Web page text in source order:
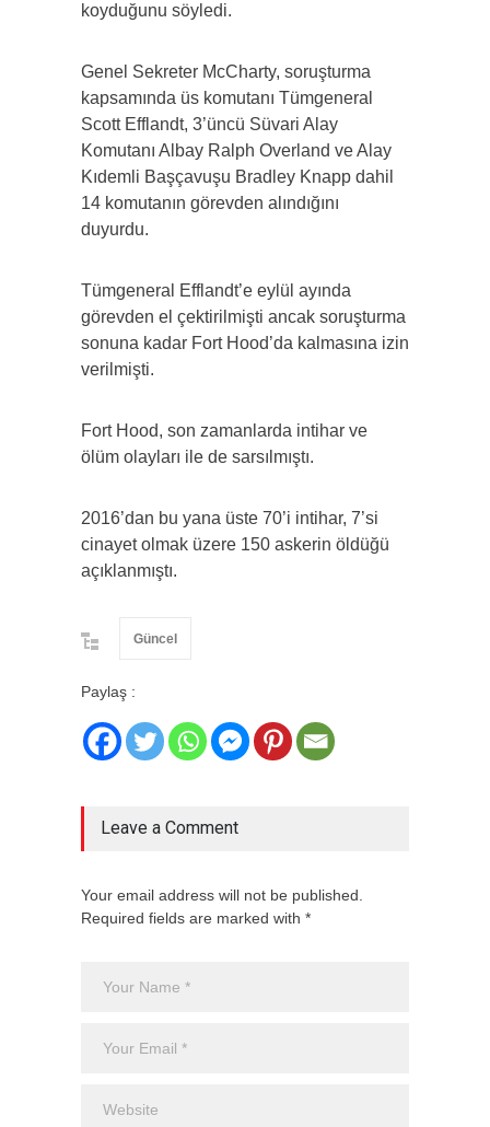
koyduğunu söyledi.
Genel Sekreter McCharty, soruşturma
kapsamında üs komutanı Tümgeneral
Scott Efflandt, 3’üncü Süvari Alay
Komutanı Albay Ralph Overland ve Alay
Kıdemli Başçavuşu Bradley Knapp dahil
14 komutanın görevden alındığını
duyurdu.
Tümgeneral Efflandt’e eylül ayında
görevden el çektirilmişti ancak soruşturma
sonuna kadar Fort Hood’da kalmasına izin
verilmişti.
Fort Hood, son zamanlarda intihar ve
ölüm olayları ile de sarsılmıştı.
2016’dan bu yana üste 70’i intihar, 7’si
cinayet olmak üzere 150 askerin öldüğü
açıklanmıştı.
Güncel
Paylaş :
Leave a Comment
Your email address will not be published.
Required fields are marked with *